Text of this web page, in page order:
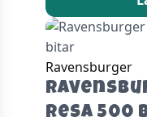
Ravensburger
Resa 500